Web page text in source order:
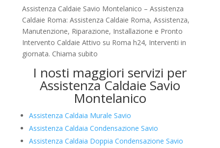
Assistenza Caldaie Savio Montelanico – Assistenza
Caldaie Roma: Assistenza Caldaie Roma, Assistenza,
Manutenzione, Riparazione, Installazione e Pronto
Intervento Caldaie Attivo su Roma h24, Interventi in
giornata. Chiama subito
I nosti maggiori servizi per
Assistenza Caldaie Savio
Montelanico
Assistenza Caldaia Murale Savio
Assistenza Caldaia Condensazione Savio
Assistenza Caldaia Doppia Condensazione Savio